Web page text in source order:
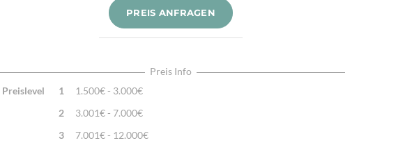
Handgesponnene Hochlandschafwolle
PREIS ANFRAGEN
Preis Info
Preislevel
1
1.500€ - 3.000€
2
3.001€ - 7.000€
3
7.001€ - 12.000€